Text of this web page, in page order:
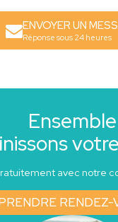
ENVOYER UN
Réponse sous 24 heures
Ensemble
avec notre
RENDEZ-